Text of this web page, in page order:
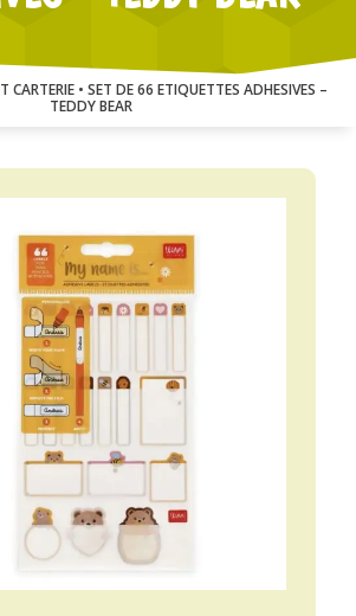
CARTERIE • SET DE 66 ETIQUETTES ADHESIVES –
TEDDY BEAR